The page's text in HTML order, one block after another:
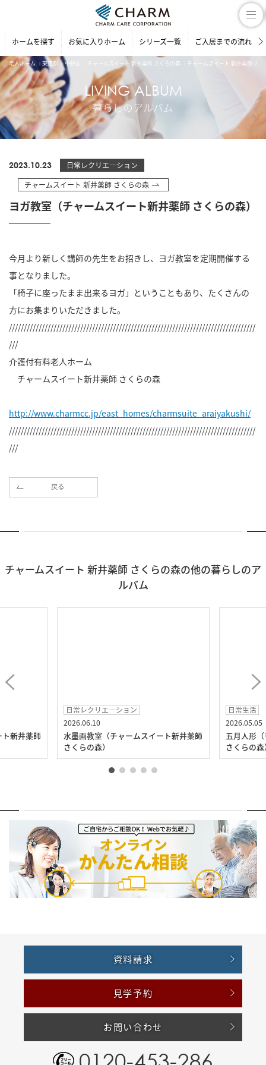
ホームを探す お気に入りホーム シリーズ一覧 ご入居までの流れ
老人ホーム 東京都 中野区 チャームスイート 新井薬師 さくらの森 チャームスイート 新井薬師 さ
LIVING ALBUM
暮らしのアルバム
2023.10.23
日常レクリエ―ション
チャームスイート 新井薬師 さくらの森
ヨガ教室（チャームスイート新井薬師 さくらの森）
今月より新しく講師の先生をお招きし、ヨガ教室を定期開催する
事となりました。
「椅子に座ったまま出来るヨガ」ということもあり、たくさんの
方にお集まりいただきました。
///////////////////////////////////////////////////////////////////////////////////
///
介護付有料老人ホーム
チャームスイート新井薬師 さくらの森
http://www.charmcc.jp/east_homes/charmsuite_araiyakushi/
///////////////////////////////////////////////////////////////////////////////////
///
戻る
チャームスイート 新井薬師 さくらの森の他の暮らしのア
ルバム
新井薬師
日常レクリエ―ション
2026.06.10
水墨画教室（チャームスイート新井薬師
さくらの森）
日常生活
2026.05.05
五月人形
さくらの
資料請求
見学予約
お問い合わせ